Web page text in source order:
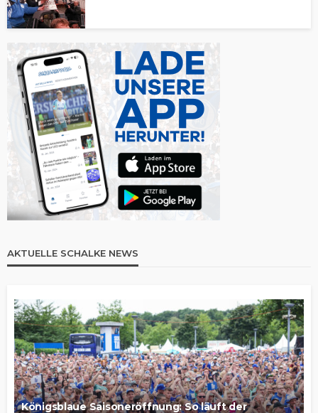
AKTUELLE SCHALKE NEWS
Königsblaue Saisoneröffnung: So läuft der